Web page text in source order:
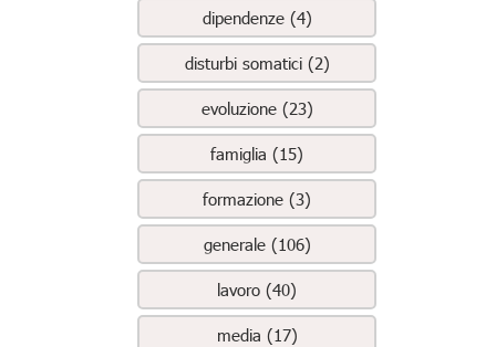
dipendenze (4)
disturbi somatici (2)
evoluzione (23)
famiglia (15)
formazione (3)
generale (106)
lavoro (40)
media (17)